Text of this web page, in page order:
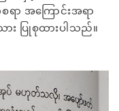
အကြောင်းအရာ
း ပြုစုထားပါသည်။